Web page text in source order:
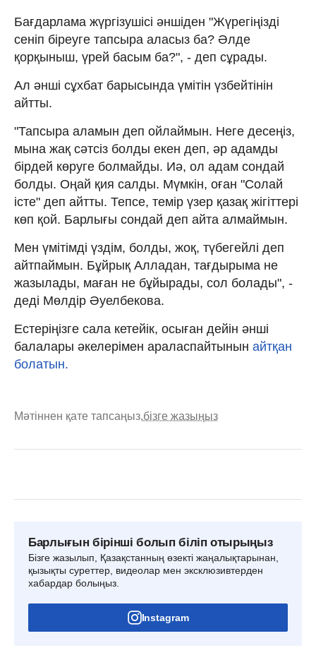
Бағдарлама жүргізушісі әншіден "Жүрегіңізді
сеніп біреуге тапсыра аласыз ба? Әлде
қорқыныш, үрей басым ба?", - деп сұрады.
Ал әнші сұхбат барысында үмітін үзбейтінін
айтты.
"Тапсыра аламын деп ойлаймын. Неге десеңіз,
мына жақ сәтсіз болды екен деп, әр адамды
бірдей көруге болмайды. Иә, ол адам сондай
болды. Оңай қия салды. Мүмкін, оған "Солай
істе" деп айтты. Тепсе, темір үзер қазақ жігіттері
көп қой. Барлығы сондай деп айта алмаймын.
Мен үмітімді үздім, болды, жоқ, түбегейлі деп
айтпаймын. Бұйрық Алладан, тағдырыма не
жазылады, маған не бұйырады, сол болады", -
деді Мөлдір Әуелбекова.
Естеріңізге сала кетейік, осыған дейін әнші
балалары әкелерімен араласпайтынын айтқан
болатын.
Мәтіннен қате тапсаңыз,бізге жазыңыз
Барлығын бірінші болып біліп отырыңыз
Бізге жазылып, Қазақстанның өзекті жаңалықтарынан,
қызықты суреттер, видеолар мен эксклюзивтерден
хабардар болыңыз.
Instagram